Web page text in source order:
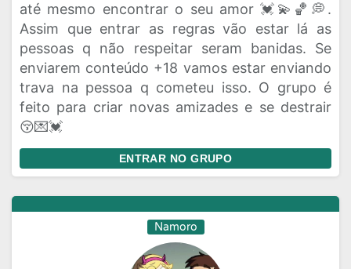
até mesmo encontrar o seu amor 💓💫🏀💭.
Assim que entrar as regras vão estar lá as
pessoas q não respeitar seram banidas. Se
enviarem conteúdo +18 vamos estar enviando
trava na pessoa q cometeu isso. O grupo é
feito para criar novas amizades e se destrair
😚💌💓
ENTRAR NO GRUPO
Namoro